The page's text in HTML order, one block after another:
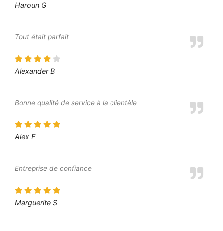
Haroun G
Tout était parfait
Alexander B
Bonne qualité de service à la clientèle
Alex F
Entreprise de confiance
Marguerite S